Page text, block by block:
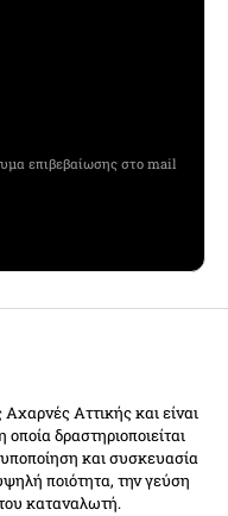
επιβεβαίωσης στο mail
Αττικής και είναι
δραστηριοποιείται
και συσκευασία
ποιότητα, την γεύση
καταναλωτή.